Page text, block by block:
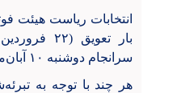
سرانجام دوشنبه ۱۰ آبان‌ماه‌ سال جاری برگزار شد.
هر چند با توجه به